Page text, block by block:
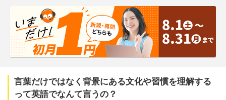
言葉だけではなく背景にある文化や習慣を理解する
って英語でなんて言うの？